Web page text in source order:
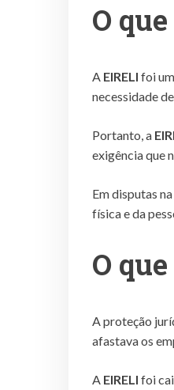
O
A EIRELI foi
necessidade
Portanto, a
exigência que
Em disputas
física e da
O
A proteção
afastava os
A EIRELI foi